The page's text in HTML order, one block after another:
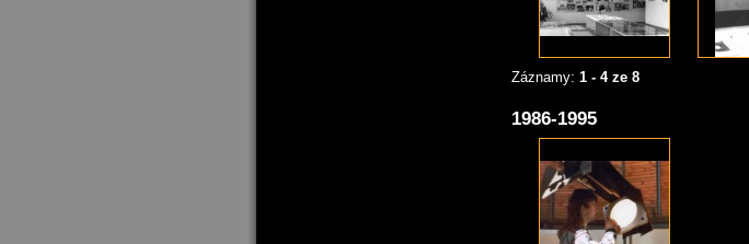
Záznamy: 1 - 4 ze 8
1986-1995